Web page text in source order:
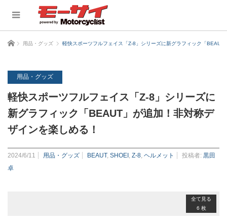
ホーム 用品・グッズ 軽快スポーツフルフェイス「Z-8」シリーズに新グラフィック「BEAUT
用品・グッズ
軽快スポーツフルフェイス「Z-8」シリーズに
新グラフィック「BEAUT」が追加！非対称デ
ザインを楽しめる！
2024/6/11 用品・グッズ BEAUT, SHOEI Z-8 ヘルメット 投稿者: 黒田
卓
全て見る
6 枚